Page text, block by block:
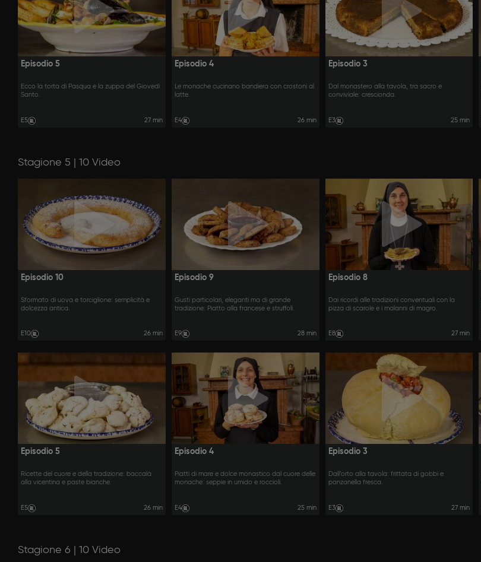
Episodio 5
Ecco la torta di Pasqua e la zuppa del Giovedì
Santo.
E5 27 min
Episodio 4
Le monache cucinano bandiera con crostoni al
latte.
E4 26 min
Episodio 3
Dal monastero alla tavola, tra sacro e
conviviale: crescionda.
E3 25 min
Stagione 5 | 10 Video
Episodio 10
Sformato di uova e torciglione: semplicità e
dolcezza antica.
E10 26 min
Episodio 9
Gusti particolari, eleganti ma di grande
tradizione: Piatto alla francese e struffoli.
E9 28 min
Episodio 8
Dai ricordi alle tradizioni conventuali con la
pizza di scarole e i malanni di magro.
E8 27 min
Episodio 5
Ricette del cuore e della tradizione: baccalà
alla vicentina e paste bianche.
E5 26 min
Episodio 4
Piatti di mare e dolce monastico dal cuore delle
monache: seppie in umido e roccioli.
E4 25 min
Episodio 3
Dall’orto alla tavola: frittata di gobbi e
panzanella fresca.
E3 27 min
Stagione 6 | 10 Video